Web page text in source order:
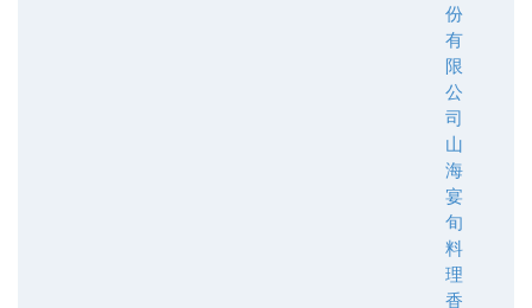
份
有
限
公
司
山
海
宴
旬
料
理
香